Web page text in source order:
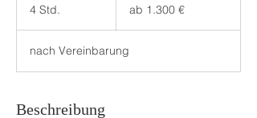
4 Std.
d
.
ab 1.300 €
nach Vereinbarung
Beschreibung